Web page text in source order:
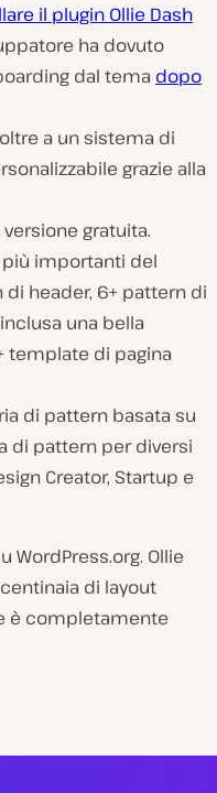
il plugin Ollie Dash
ha dovuto
dal tema dopo
a un sistema di
grazie alla
gratuita.
importanti del
header, 6+ pattern di
una bella
template di pagina
di pattern basata su
di pattern per diversi
Creator, Startup e
WordPress.org. Ollie
di layout
è completamente